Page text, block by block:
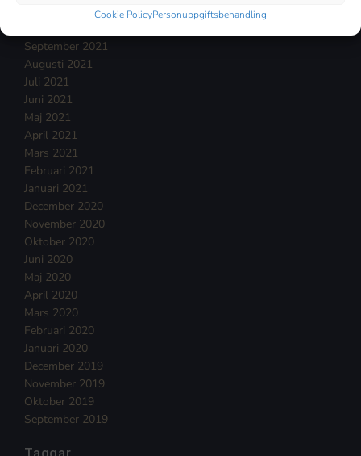
Cookie PolicyPersonuppgiftsbehandling
November 2021
September 2021
Augusti 2021
Juli 2021
Juni 2021
Maj 2021
April 2021
Mars 2021
Februari 2021
Januari 2021
December 2020
November 2020
Oktober 2020
Juni 2020
Maj 2020
April 2020
Mars 2020
Februari 2020
Januari 2020
December 2019
November 2019
Oktober 2019
September 2019